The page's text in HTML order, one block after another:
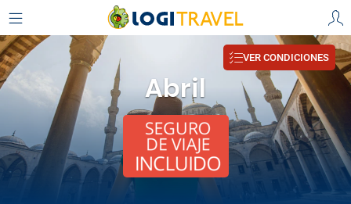
Abril
VER CONDICIONES